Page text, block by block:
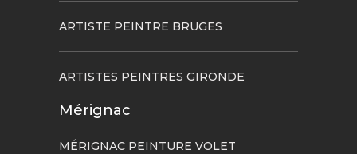
ARTISTE PEINTRE BRUGES
ARTISTES PEINTRES GIRONDE
Mérignac
MÉRIGNAC PEINTURE VOLET